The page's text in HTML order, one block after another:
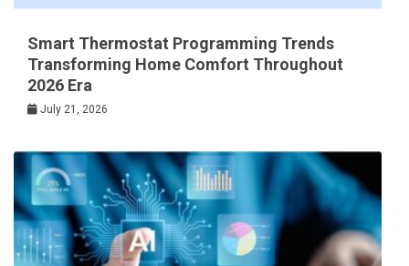
Smart Thermostat Programming Trends
Transforming Home Comfort Throughout
2026 Era
July 21, 2026